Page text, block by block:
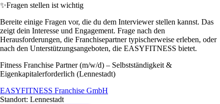
✨Fragen stellen ist wichtig
Bereite einige Fragen vor, die du dem Interviewer stellen kannst. Das
zeigt dein Interesse und Engagement. Frage nach den
Herausforderungen, die Franchisepartner typischerweise erleben, oder
nach den Unterstützungsangeboten, die EASYFITNESS bietet.
Fitness Franchise Partner (m/w/d) – Selbstständigkeit &
Eigenkapitalerforderlich (Lennestadt)
EASYFITNESS Franchise GmbH
Standort: Lennestadt